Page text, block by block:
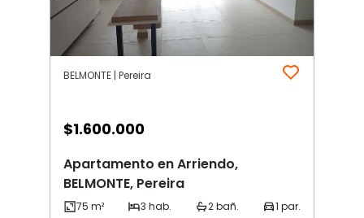
BELMONTE | Pereira
$1.600.000
Apartamento en Arriendo,
BELMONTE, Pereira